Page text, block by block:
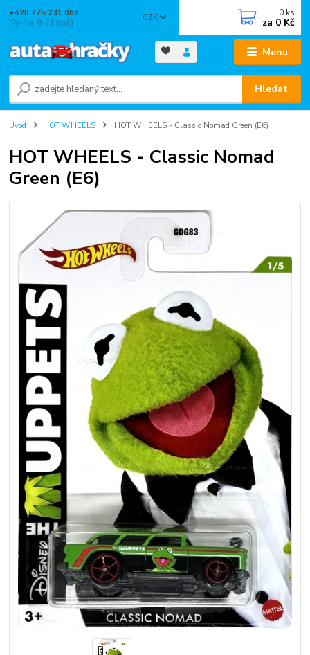
Menu
CZK
Hledat
+420 775 231 066
(Po-Ne, 9-21 hod.)
0 ks
za 0 Kč
Úvod HOT WHEELS HOT WHEELS - Classic Nomad Green (E6)
HOT WHEELS - Classic Nomad
Green (E6)